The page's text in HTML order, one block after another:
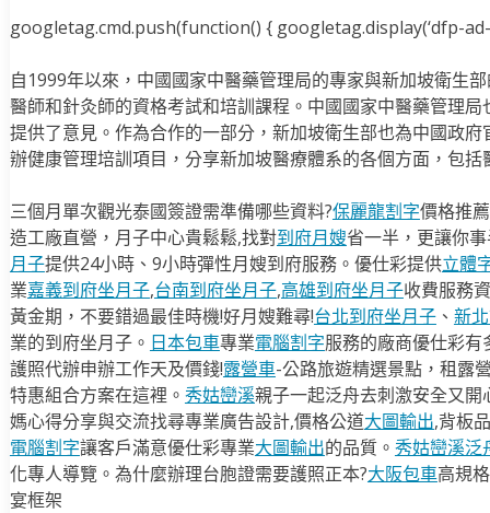
googletag.cmd.push(function() { googletag.display(‘dfp-ad-
自1999年以來，中國國家中醫藥管理局的專家與新加坡衛生
醫師和針灸師的資格考試和培訓課程。中國國家中醫藥管理
提供了意見。作為合作的一部分，新加坡衛生部也為中國政
辦健康管理培訓項目，分享新加坡醫療體系的各個方面，包
三個月單次觀光泰國簽證需準備哪些資料?保麗龍割字價格推
造工廠直營，月子中心貴鬆鬆,找對到府月嫂省一半，更讓你事
月子提供24小時、9小時彈性月嫂到府服務。優仕彩提供立體
業嘉義到府坐月子,台南到府坐月子,高雄到府坐月子收費服務
黃金期，不要錯過最佳時機!好月嫂難尋!台北到府坐月子、 新
業的到府坐月子。 日本包車專業電腦割字服務的廠商優仕彩
護照代辦申辦工作天及價錢!露營車-公路旅遊精選景點，租露
特惠組合方案在這裡。 秀姑巒溪親子一起泛舟去​刺激安全又
媽心得分享與交流找尋專業廣告設計,價格公道大圖輸出,背板
電腦割字讓客戶滿意優仕彩專業大圖輸出的品質。 秀姑巒溪泛
化專人導覽。為什麼辦理台胞證需要護照正本?大阪包車高規
宴框架